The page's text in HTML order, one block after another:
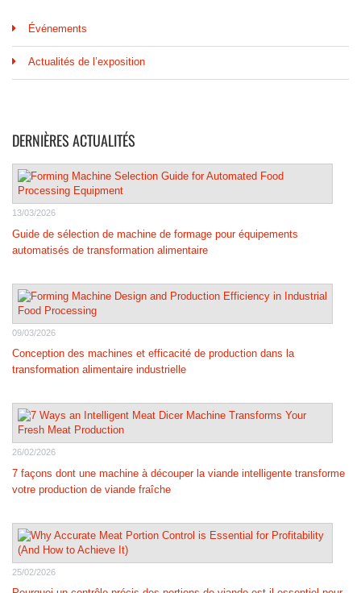
Événements
Actualités de l’exposition
DERNIÈRES ACTUALITÉS
13/03/2026
Guide de sélection de machine de formage pour équipements
automatisés de transformation alimentaire
09/03/2026
Conception des machines et efficacité de production dans la
transformation alimentaire industrielle
26/02/2026
7 façons dont une machine à découper la viande intelligente transforme
votre production de viande fraîche
25/02/2026